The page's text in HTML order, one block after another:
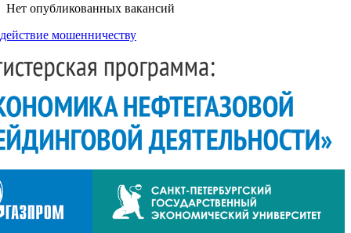
Нет опубликованных вакансий
мошенничеству